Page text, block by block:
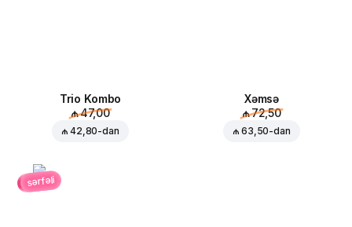
Trio Kombo
₼ 47,00
₼ 42,80-dan
Xəmsə
₼ 72,50
₼ 63,50-dan
sərfəli